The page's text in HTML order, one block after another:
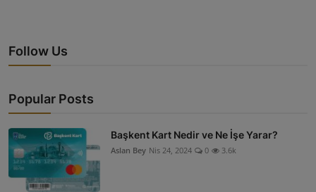
Follow Us
Popular Posts
Başkent Kart Nedir ve Ne İşe Yarar?
Aslan Bey Nis 24, 2024 0 3.6k